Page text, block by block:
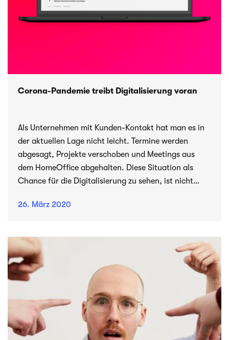
Corona-Pandemie treibt Digitalisierung voran
Als Unternehmen mit Kunden-Kontakt hat man es in
der aktuellen Lage nicht leicht. Termine werden
abgesagt, Projekte verschoben und Meetings aus
dem HomeOffice abgehalten. Diese Situation als
Chance für die Digitalisierung zu sehen, ist nicht
dieser Herausforderung – aber natürlich helfen wir
26. März 2020